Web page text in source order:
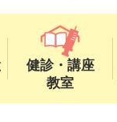
健診・講座
教室